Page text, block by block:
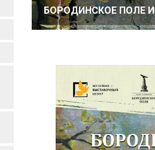
БОРОДИНСКОЕ ПОЛЕ